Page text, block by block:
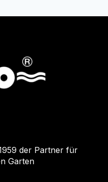
der Partner für
Garten